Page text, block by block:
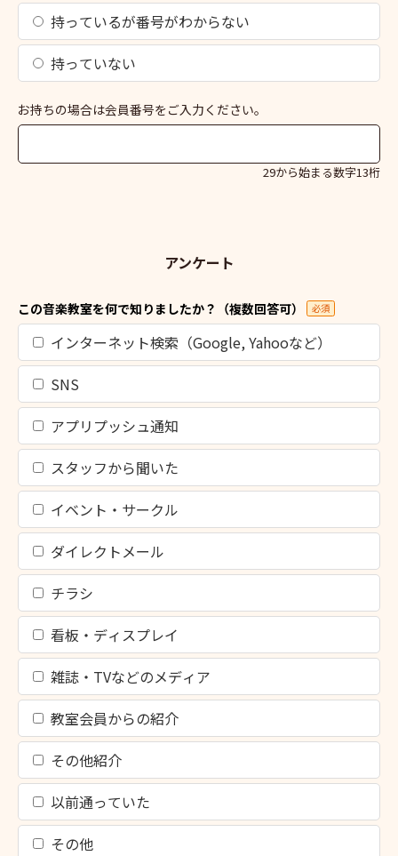
持っているが番号がわからない
持っていない
お持ちの場合は会員番号をご入力ください。
29から始まる数字13桁
アンケート
この音楽教室を何で知りましたか？（複数回答可） 必須
インターネット検索（Google, Yahooなど）
SNS
アプリプッシュ通知
スタッフから聞いた
イベント・サークル
ダイレクトメール
チラシ
看板・ディスプレイ
雑誌・TVなどのメディア
教室会員からの紹介
その他紹介
以前通っていた
その他